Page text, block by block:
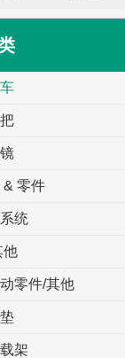
& 零件
统
他
零件/其他
架